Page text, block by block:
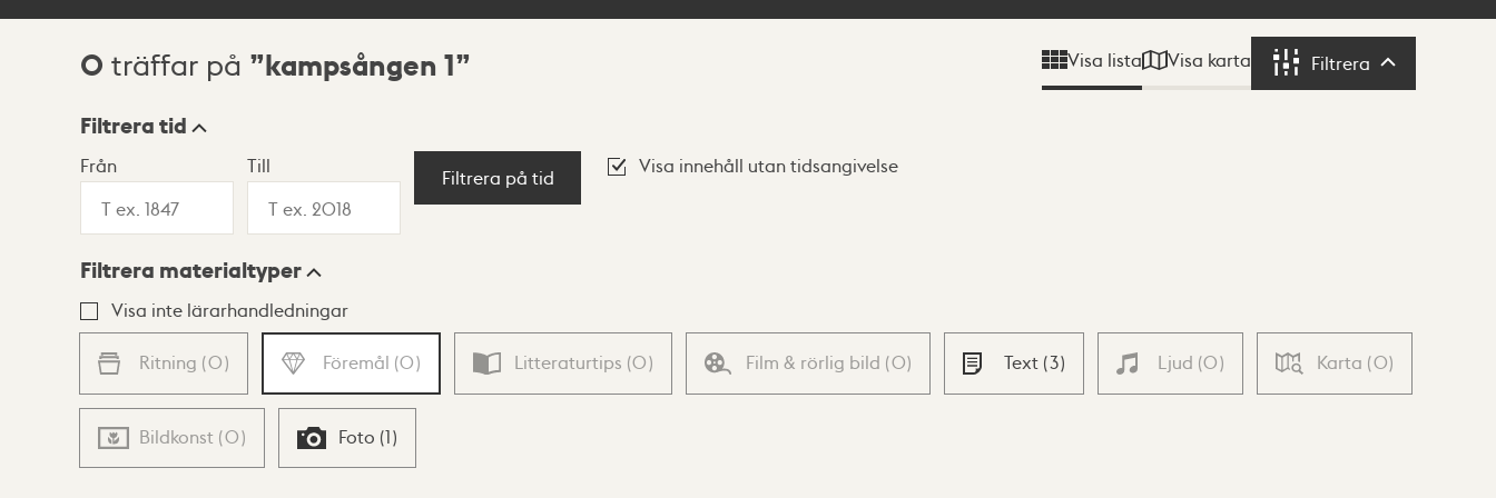
Sökresultat
0 träffar på kampsången 1 Visa lista Visa karta Filtrera Filtrera
Visningsläge
Lista Karta
Filtrera tid
Från Till
Filtrera på tid
Visa innehåll utan tidsangivelse
Filtrera materialtyper
Visa inte lärarhandledningar
Ritning (0) Föremål (0) Litteraturtips (0) Film & rörlig bild (0) Text (3) Ljud (0) Karta (0)
Bildkonst (0) Foto (1)